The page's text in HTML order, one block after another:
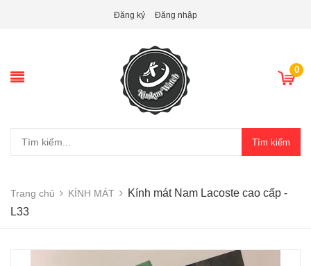
Đăng ký Đăng nhập
0
Tìm kiếm
Trang chủ KÍNH MÁT
Kính mát Nam Lacoste cao cấp -
L33